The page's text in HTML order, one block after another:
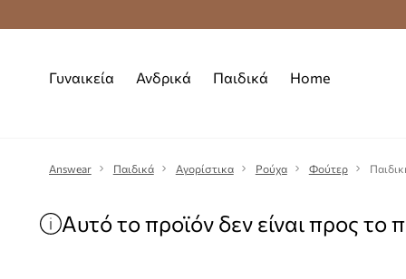
Δωρεάν
Γυναικεία Ανδρικά Παιδικά Home
Answear Παιδικά Αγορίστικα Ρούχα Φούτερ
Αυτό το προϊόν δεν είναι προς το